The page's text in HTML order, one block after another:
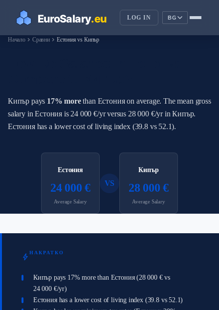
LOG IN BG
Началоchevron_right Сравниchevron_right Естония vs Кипър
Кипър pays 17% morethan Естония on average. The mean gross
salary in Естония is 24 000 €/yr versus 28 000 €/yr in Кипър.
Естония has a lower cost of living index (39.8 vs 52.1).
Естония
24 000 €
Average Salary
VS
Кипър
28 000 €
Average Salary
bolt НАКРАТКО
Кипър pays 17% more than Естония (28 000 € vs
24 000 €/yr)
Естония has a lower cost of living index (39.8 vs 52.1)